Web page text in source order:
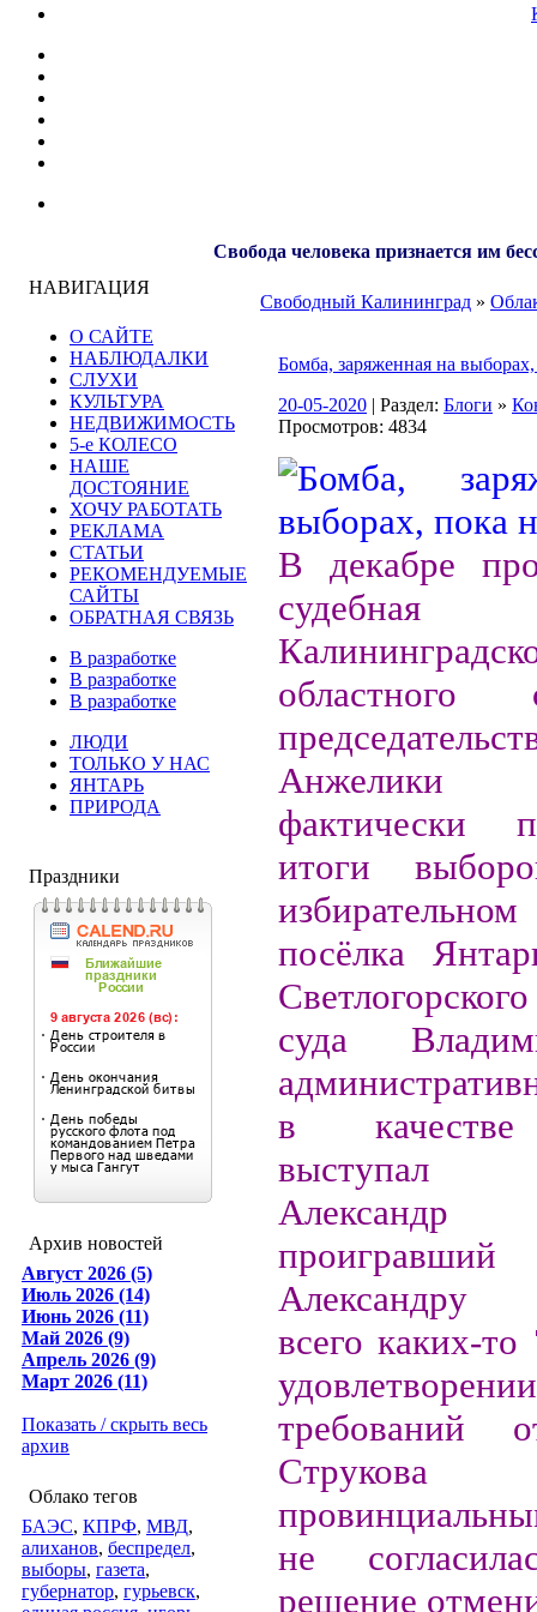
Свобода человека признается им
НАВИГАЦИЯ
О САЙТЕ
НАБЛЮДАЛКИ
СЛУХИ
КУЛЬТУРА
НЕДВИЖИМОСТЬ
5-е КОЛЕСО
НАШЕ
ДОСТОЯНИЕ
ХОЧУ РАБОТАТЬ
РЕКЛАМА
СТАТЬИ
РЕКОМЕНДУЕМЫЕ
САЙТЫ
ОБРАТНАЯ СВЯЗЬ
В разработке
В разработке
В разработке
ЛЮДИ
ТОЛЬКО У НАС
ЯНТАРЬ
ПРИРОДА
Праздники
Архив новостей
Август 2026 (5)
Июль 2026 (14)
Июнь 2026 (11)
Май 2026 (9)
Апрель 2026 (9)
Март 2026 (11)
Показать / скрыть весь
архив
Облако тегов
БАЭС, КПРФ, МВД,
алиханов, беспредел,
выборы, газета,
губернатор, гурьевск,
Свободный Калининград »
Бомба, заряженная на
20-05-2020 | Раздел: Блоги »
Просмотров: 4834
В декабре
судебная
Анжелики
фактически
итоги
посёлка
суда
в качестве
выступал
проигравший
Александру
всего каких-
требований
не
решение